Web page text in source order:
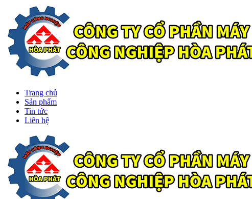
Trang chủ
Sản phẩm
Tin tức
Liên hệ